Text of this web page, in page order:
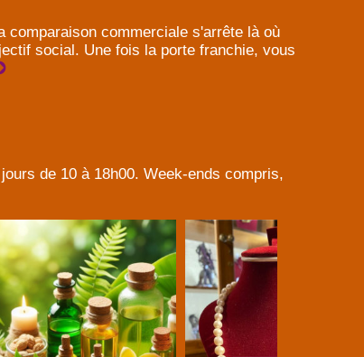
comparaison commerciale s'arrête là où
social. Une fois la porte franchie, vous
de 10 à 18h00. Week-ends compris,